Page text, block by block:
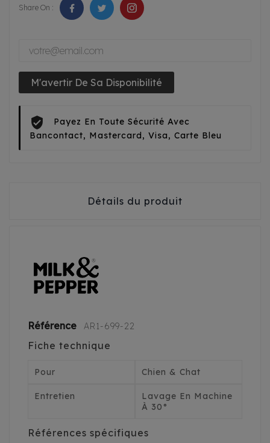
Share On :
M'avertir De Sa Disponibilité
Payez En Toute Sécurité Avec
Bancontact, Mastercard, Visa, Carte Bleu
Détails du produit
Référence AR1-699-22
Fiche technique
Pour Chien & Chat
Entretien
Lavage En Machine
À 30°
Références spécifiques